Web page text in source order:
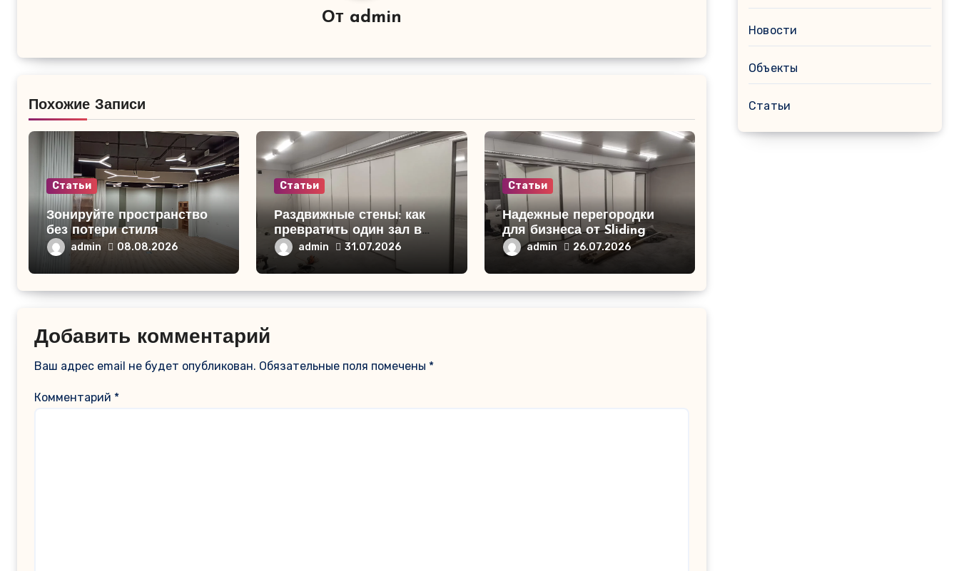
От admin
Похожие Записи
Статьи
Зонируйте пространство
без потери стиля
admin 08.08.2026
Статьи
Раздвижные стены: как
превратить один зал в
несколько
функциональных
пространств
admin 31.07.2026
Статьи
Надежные перегородки
для бизнеса от Sliding
Partition — эффективное
зонирование
коммерческих помещений
admin 26.07.2026
Добавить комментарий
Ваш адрес email не будет опубликован. Обязательные поля помечены *
Комментарий *
Новости
Объекты
Статьи